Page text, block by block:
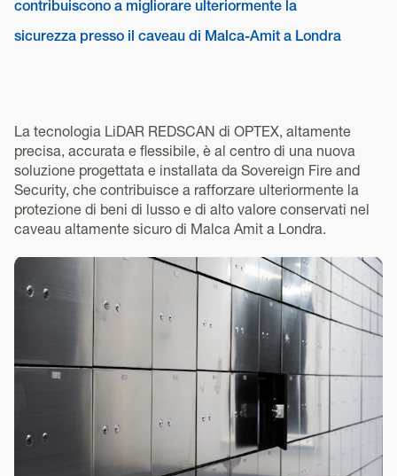
contribuiscono a migliorare ulteriormente la
sicurezza presso il caveau di Malca-Amit a Londra
La tecnologia LiDAR REDSCAN di OPTEX, altamente
precisa, accurata e flessibile, è al centro di una nuova
soluzione progettata e installata da Sovereign Fire and
Security, che contribuisce a rafforzare ulteriormente la
protezione di beni di lusso e di alto valore conservati nel
caveau altamente sicuro di Malca Amit a Londra.